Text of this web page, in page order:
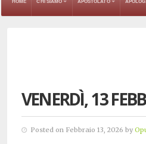
VENERDÌ, 13
Posted on Febbraio 13, 2026 by